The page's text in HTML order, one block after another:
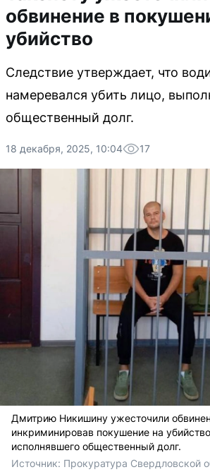
обвинение в
убийство
Следствие утверждает, что
намеревался убить лицо,
общественный долг.
18 декабря, 2025, 10:04 17
Дмитрию Никишину ужесточили
инкриминировав покушение на
исполнявшего общественный долг.
Источник: Прокуратура Свердловской